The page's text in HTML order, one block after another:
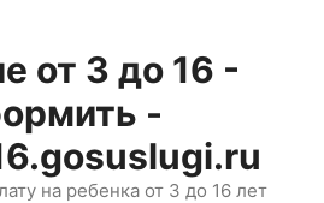
от 3 до 16 -
-
на ребенка от 3 до 16 лет